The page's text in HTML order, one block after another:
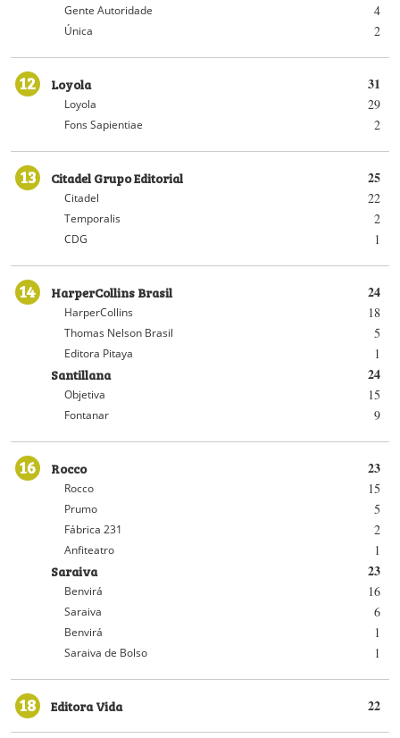
4
Gente Autoridade
2
Única
12 31
Loyola
29
Loyola
2
Fons Sapientiae
13 25
Citadel Grupo Editorial
22
Citadel
2
Temporalis
1
CDG
14 24
HarperCollins Brasil
18
HarperCollins
5
Thomas Nelson Brasil
1
Editora Pitaya
24
Santillana
15
Objetiva
9
Fontanar
16 23
Rocco
15
Rocco
5
Prumo
2
Fábrica 231
1
Anfiteatro
23
Saraiva
16
Benvirá
6
Saraiva
1
Benvirá
1
Saraiva de Bolso
18 22
Editora Vida